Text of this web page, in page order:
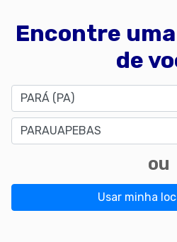
Encontre
de
Estado
Cidade
ou
Usar minha